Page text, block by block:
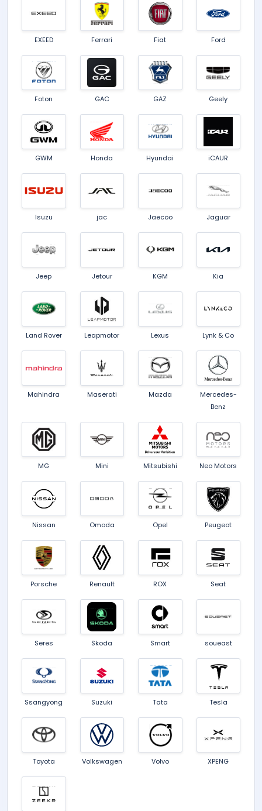
EXEED Ferrari Fiat Ford
Foton GAC GAZ Geely
GWM Honda Hyundai iCAUR
Isuzu jac Jaecoo Jaguar
Jeep Jetour KGM Kia
Land Rover Leapmotor Lexus Lynk & Co
Mahindra Maserati Mazda
Mercedes-
Benz
MG Mini Mitsubishi Neo Motors
Nissan Omoda Opel Peugeot
Porsche Renault ROX Seat
Seres Skoda Smart soueast
Ssangyong Suzuki Tata Tesla
Toyota Volkswagen Volvo XPENG